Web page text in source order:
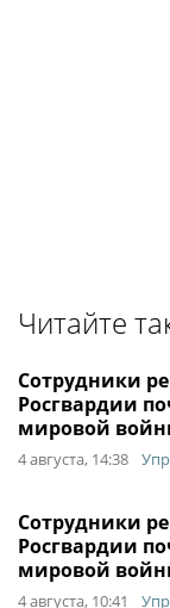
Читайте
Сотрудники
Росгвардии
мировой
4 августа, 14:38
Сотрудники
Росгвардии
мировой
4 августа, 10:41